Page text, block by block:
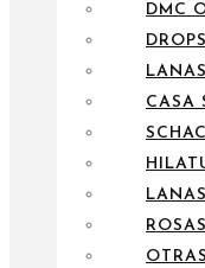
DMC
DROPS
CASA